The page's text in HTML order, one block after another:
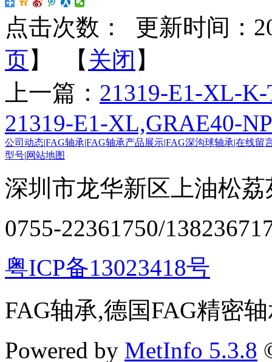
点击次数：
更新时间：
页】 【 关闭 】
上一篇： 21319-E1-XL-
21319-E1-XL,GRAE40-
公司动态FAG轴承FAG轴承产品展示FAG深沟球轴承在线留
型号 网站地图
深圳市龙华新区上油松
0755-22361750/
粤ICP备13023418号
FAG轴承,德国FAG精密
Powered by MetInfo 5.3.8